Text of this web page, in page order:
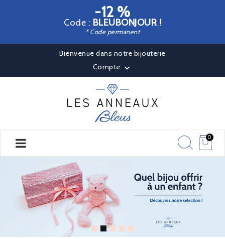
-12 %
Code : BLEUBONJOUR !
* Code permanent
Bienvenue dans notre bijouterie
Compte 
0